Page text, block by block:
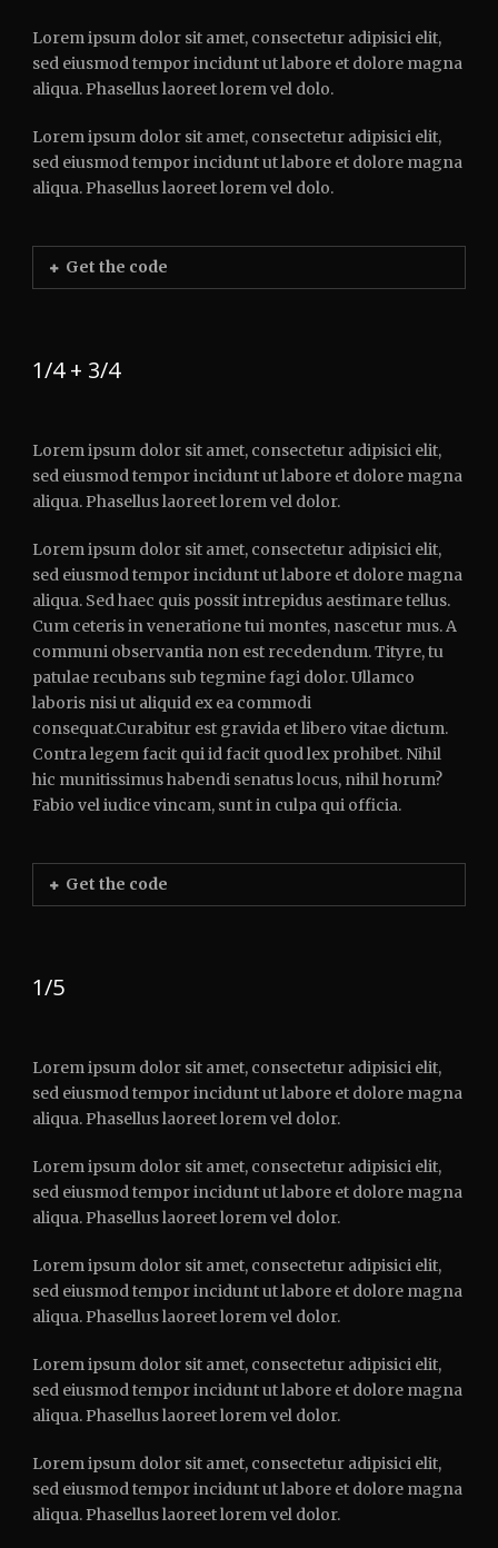
Lorem ipsum dolor sit amet, consectetur adipisici elit,
sed eiusmod tempor incidunt ut labore et dolore magna
aliqua. Phasellus laoreet lorem vel dolo.
Lorem ipsum dolor sit amet, consectetur adipisici elit,
sed eiusmod tempor incidunt ut labore et dolore magna
aliqua. Phasellus laoreet lorem vel dolo.
Get the code
1/4 + 3/4
Lorem ipsum dolor sit amet, consectetur adipisici elit,
sed eiusmod tempor incidunt ut labore et dolore magna
aliqua. Phasellus laoreet lorem vel dolor.
Lorem ipsum dolor sit amet, consectetur adipisici elit,
sed eiusmod tempor incidunt ut labore et dolore magna
aliqua. Sed haec quis possit intrepidus aestimare tellus.
Cum ceteris in veneratione tui montes, nascetur mus. A
communi observantia non est recedendum. Tityre, tu
patulae recubans sub tegmine fagi dolor. Ullamco
laboris nisi ut aliquid ex ea commodi
consequat.Curabitur est gravida et libero vitae dictum.
Contra legem facit qui id facit quod lex prohibet. Nihil
hic munitissimus habendi senatus locus, nihil horum?
Fabio vel iudice vincam, sunt in culpa qui officia.
Get the code
1/5
Lorem ipsum dolor sit amet, consectetur adipisici elit,
sed eiusmod tempor incidunt ut labore et dolore magna
aliqua. Phasellus laoreet lorem vel dolor.
Lorem ipsum dolor sit amet, consectetur adipisici elit,
sed eiusmod tempor incidunt ut labore et dolore magna
aliqua. Phasellus laoreet lorem vel dolor.
Lorem ipsum dolor sit amet, consectetur adipisici elit,
sed eiusmod tempor incidunt ut labore et dolore magna
aliqua. Phasellus laoreet lorem vel dolor.
Lorem ipsum dolor sit amet, consectetur adipisici elit,
sed eiusmod tempor incidunt ut labore et dolore magna
aliqua. Phasellus laoreet lorem vel dolor.
Lorem ipsum dolor sit amet, consectetur adipisici elit,
sed eiusmod tempor incidunt ut labore et dolore magna
aliqua. Phasellus laoreet lorem vel dolor.